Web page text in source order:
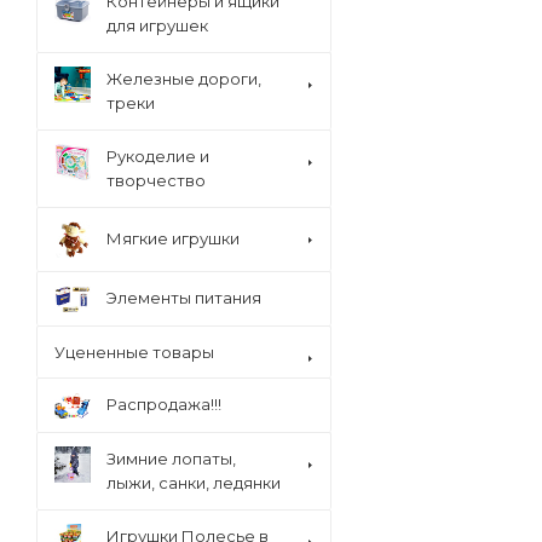
для игрушек
Железные дороги,
треки
Рукоделие и
творчество
Мягкие игрушки
Элементы питания
Уцененные товары
Распродажа!!!
Зимние лопаты,
лыжи, санки, ледянки
Игрушки Полесье в